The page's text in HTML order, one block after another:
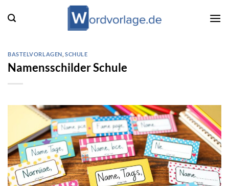
Inhalt
BASTELVORLAGEN SCHULE
Namensschilder Schule